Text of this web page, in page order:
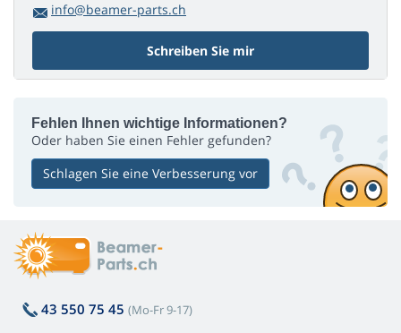
info@beamer-parts.ch
Schreiben Sie mir
Fehlen Ihnen wichtige Informationen?
Oder haben Sie einen Fehler gefunden?
Schlagen Sie eine Verbesserung vor
43 550 75 45 (Mo-Fr 9-17)